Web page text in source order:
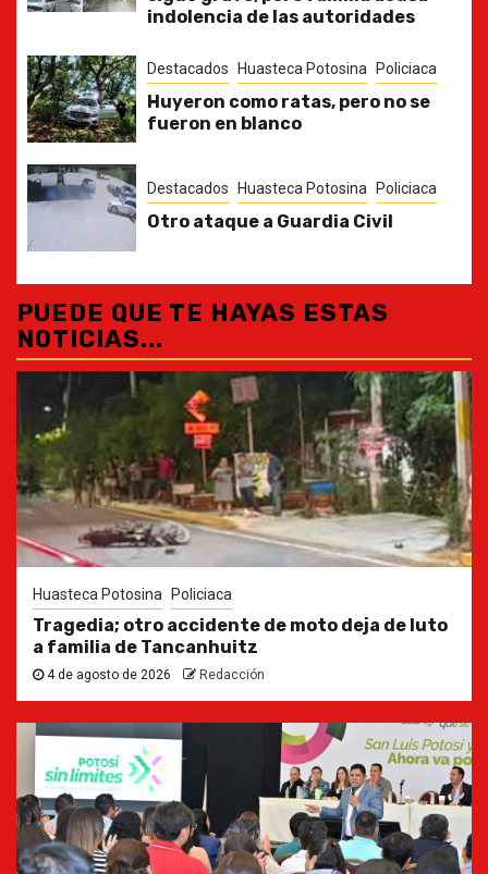
indolencia de las autoridades
Destacados Huasteca Potosina Policiaca
Huyeron como ratas, pero no se
fueron en blanco
Destacados Huasteca Potosina Policiaca
Otro ataque a Guardia Civil
PUEDE QUE TE HAYAS ESTAS
NOTICIAS...
Huasteca Potosina Policiaca
Tragedia; otro accidente de moto deja de luto
a familia de Tancanhuitz
4 de agosto de 2026 Redacción